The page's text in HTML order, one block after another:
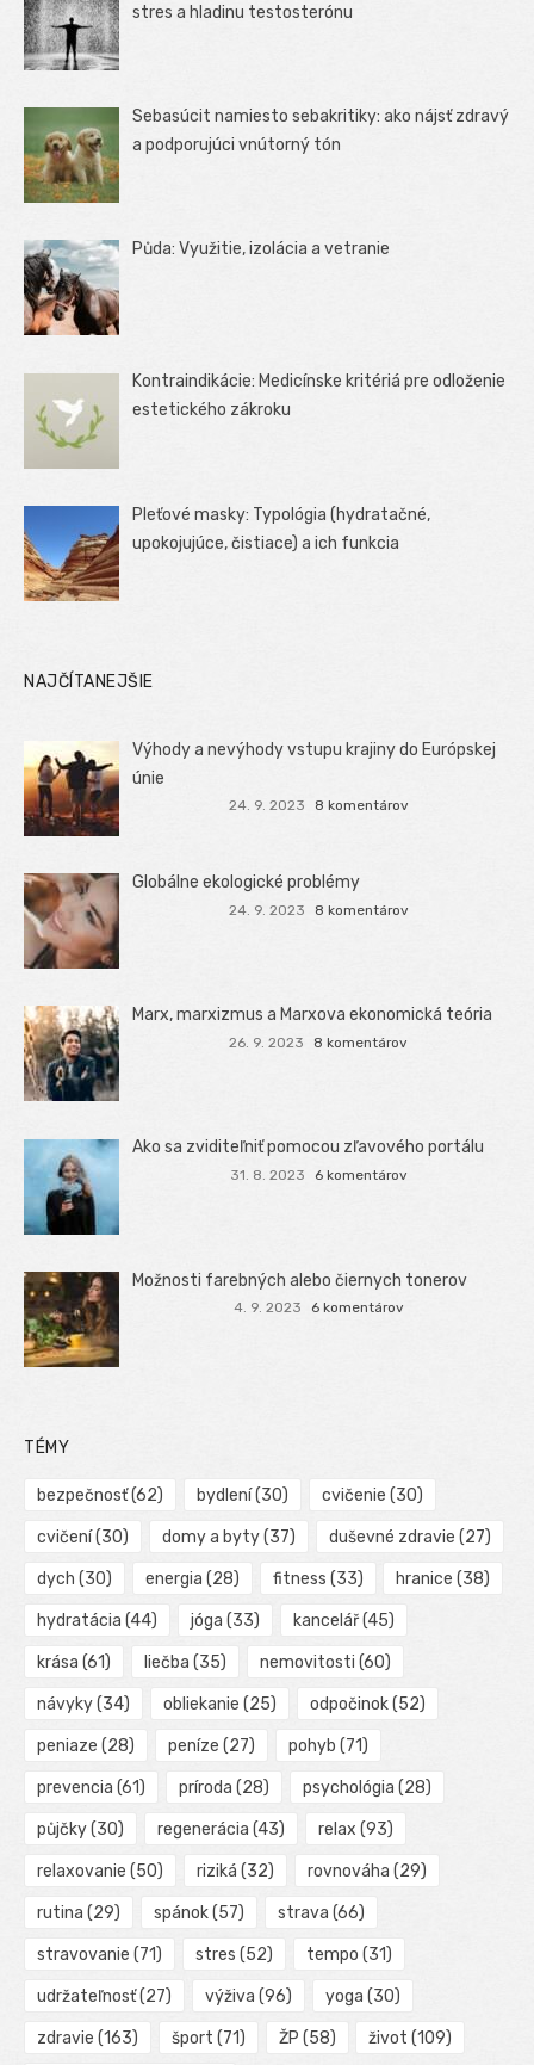
stres a hladinu testosterónu
Sebasúcit namiesto sebakritiky: ako nájsť zdravý
a podporujúci vnútorný tón
Půda: Využitie, izolácia a vetranie
Kontraindikácie: Medicínske kritériá pre odloženie
estetického zákroku
Pleťové masky: Typológia (hydratačné,
upokojujúce, čistiace) a ich funkcia
NAJČÍTANEJŠIE
Výhody a nevýhody vstupu krajiny do Európskej
únie
24. 9. 2023 8 komentárov
Globálne ekologické problémy
24. 9. 2023 8 komentárov
Marx, marxizmus a Marxova ekonomická teória
26. 9. 2023 8 komentárov
Ako sa zviditeľniť pomocou zľavového portálu
31. 8. 2023 6 komentárov
Možnosti farebných alebo čiernych tonerov
4. 9. 2023 6 komentárov
TÉMY
bezpečnosť(62) bydlení(30) cvičenie (30)
cvičení(30) domy a byty(37) duševné zdravie (27)
dych (30) energia (28) fitness (33) hranice (38)
hydratácia (44) jóga (33) kancelář(45)
krása (61) liečba (35) nemovitosti (60)
návyky(34) obliekanie (25) odpočinok(52)
peniaze (28) peníze (27) pohyb (71)
prevencia (61) príroda (28) psychológia (28)
půjčky(30) regenerácia (43) relax (93)
relaxovanie (50) riziká (32) rovnováha (29)
rutina (29) spánok(57) strava (66)
stravovanie (71) stres (52) tempo (31)
udržateľnosť(27) výživa (96) yoga (30)
zdravie (163) šport (71) ŽP (58) život (109)